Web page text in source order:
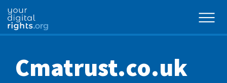
Cmatrust.co.uk